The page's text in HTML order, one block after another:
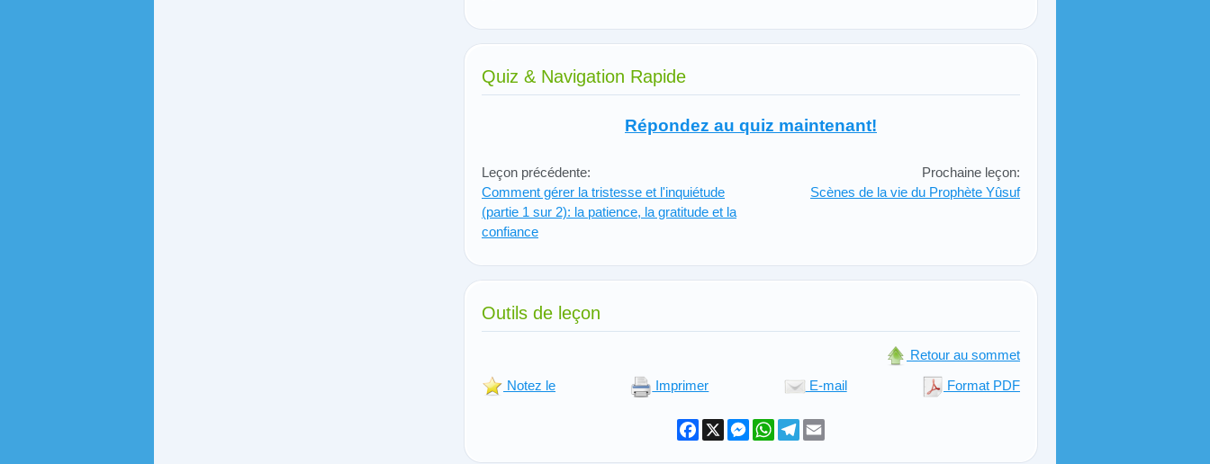
Quiz & Navigation Rapide
Répondez au quiz maintenant!
Leçon précédente:
Comment gérer la tristesse et l'inquiétude
(partie 1 sur 2): la patience, la gratitude et la
confiance
Prochaine leçon:
Scènes de la vie du Prophète Yûsuf
Outils de leçon
Retour au sommet
Notez le Imprimer E-mail Format PDF
Facebook
X Messenger
WhatsApp
Telegram